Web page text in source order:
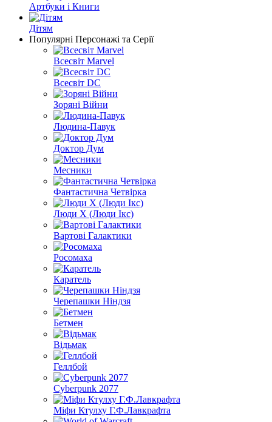
Артбуки і Книги
Дітям
Популярні Персонажі та Серії
Всесвіт Marvel
Всесвіт DC
Зоряні Війни
Людина-Павук
Доктор Дум
Месники
Фантастична Четвірка
Люди Х (Люди Ікс)
Вартові Галактики
Росомаха
Каратель
Черепашки Ніндзя
Бетмен
Відьмак
Геллбой
Cyberpunk 2077
Міфи Ктулху Г.Ф.Лавкрафта